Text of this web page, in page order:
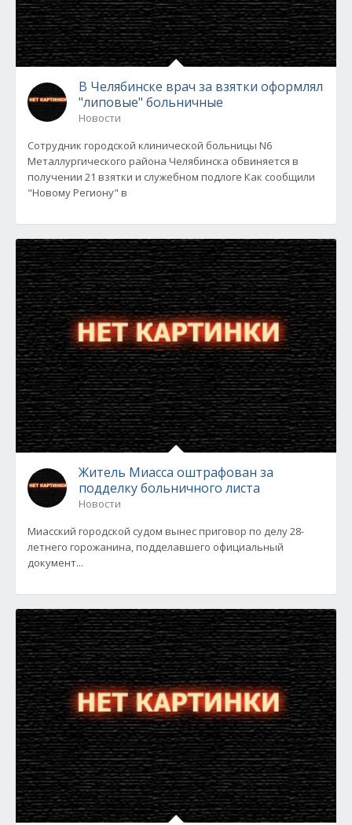
В Челябинске врач за взятки оформлял
"липовые" больничные
Новости
Сотрудник городской клинической больницы N6
Металлургического района Челябинска обвиняется в
получении 21 взятки и служебном подлоге Как сообщили
"Новому Региону" в
Житель Миасса оштрафован за
подделку больничного листа
Новости
Миасский городской судом вынес приговор по делу 28-
летнего горожанина, подделавшего официальный
документ...